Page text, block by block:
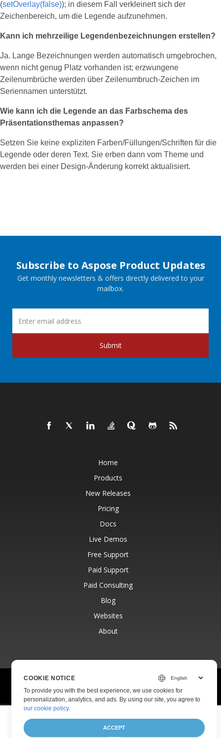
(setOverlay(false)); in diesem Fall verkleinert sich der
Zeichenbereich, um die Legende aufzunehmen.
Kann ich mehrzeilige Legendenbezeichnungen erstellen?
Ja. Lange Bezeichnungen werden automatisch umgebrochen,
wenn nicht genug Platz vorhanden ist; erzwungene
Zeilenumbrüche werden über Zeilenumbruch‑Zeichen im
Seriennamen unterstützt.
Wie kann ich die Legende an das Farbschema des
Präsentationsthemas anpassen?
Setzen Sie keine expliziten Farben/Füllungen/Schriften für die
Legende oder deren Text. Sie erben dann vom Theme und
werden bei einer Design‑Änderung korrekt aktualisiert.
Subscribe to Aspose Product Updates
Get monthly newsletters & offers directly delivered to your
mailbox.
Submit
Home
Products
New Releases
Pricing
Docs
Live Demos
Free Support
Paid Support
Paid Consulting
Blog
Websites
About
© Aspose Pty Ltd 2001-2026.
All Rights Reserved.
Privacy Policy Terms of use Contact
COOKIE NOTICE
To provide you with the best experience, we use cookies for
personalization, analytics, and ads. By using our site, you agree to
our cookie policy.
ACCEPT